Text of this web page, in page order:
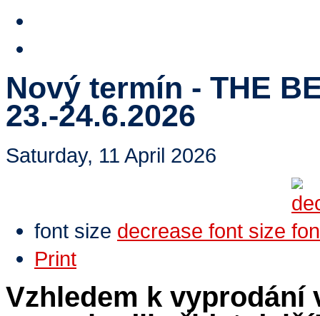
Nový termín - THE
23.-24.6.2026
Saturday, 11 April 2026
font size decrease font size
Print
Vzhledem k vyprodání